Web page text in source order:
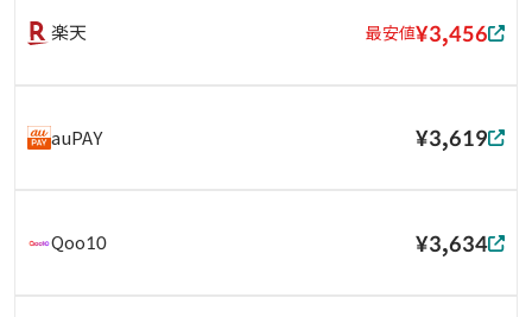
楽天 最安値¥3,456
auPAY ¥3,619
Qoo10 ¥3,634